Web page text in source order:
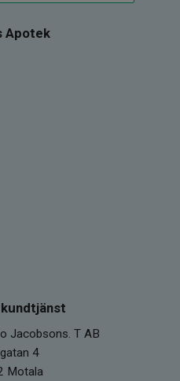
Apotek
Jacobsons. T AB
4
Motala